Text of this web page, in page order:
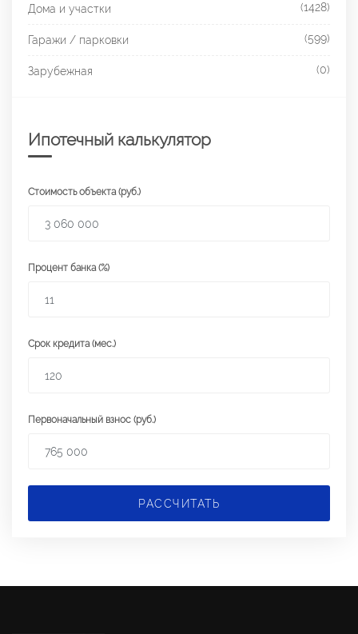
Дома и участки (1428)
Гаражи / парковки (599)
Зарубежная (0)
Ипотечный калькулятор
Стоимость объекта (руб.)
Процент банка (%)
Срок кредита (мес.)
Первоначальный взнос (руб.)
РАССЧИТАТЬ